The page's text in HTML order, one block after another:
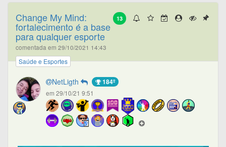
13
Change My Mind:
fortalecimento é a base
para qualquer esporte
comentada em 29/10/2021 14:43
Saúde e Esportes
NetLigth 184º
em 29/10/21 9:51